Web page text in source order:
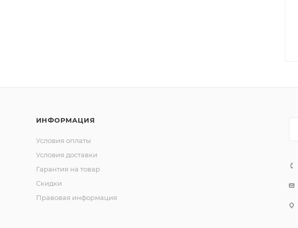
и настроения хищника. Подбери цвет, который работает
ИНФОРМАЦИЯ
Условия оплаты
Условия доставки
Гарантия на товар
Скидки
Правовая информация